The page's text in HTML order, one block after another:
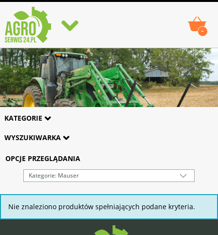
-
KATEGORIE
WYSZUKIWARKA
OPCJE PRZEGLĄDANIA
Kategorie: Mauser
Nie znaleziono produktów spełniających podane kryteria.